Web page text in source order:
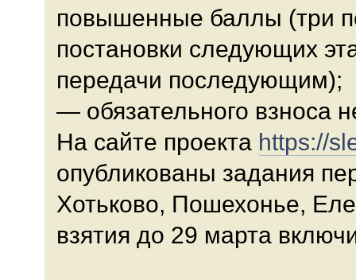
повышенные баллы (три
постановки следующих
передачи последующим);
— обязательного взноса
На сайте проекта https://
опубликованы задания
Хотьково, Пошехонье,
взятия до 29 марта